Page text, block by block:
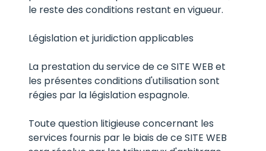
le reste des conditions restant en vigueur.
Législation et juridiction applicables
La prestation du service de ce SITE WEB et
les présentes conditions d'utilisation sont
régies par la législation espagnole.
Toute question litigieuse concernant les
services fournis par le biais de ce SITE WEB